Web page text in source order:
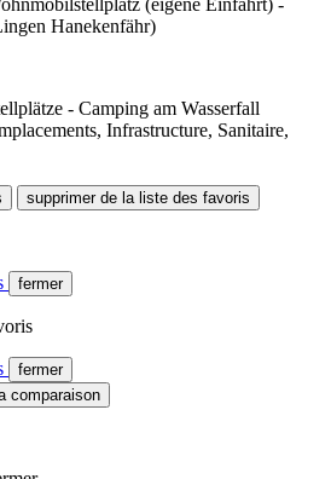
supprimer de la liste des favoris
fermer
fermer
comparaison